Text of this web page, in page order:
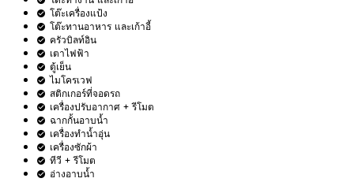
โต๊ะเครื่องแป้ง
โต๊ะทานอาหาร และเก้าอี้
ครัวบิลท์อิน
เตาไฟฟ้า
ตู้เย็น
ไมโครเวฟ
สติกเกอร์ที่จอดรถ
เครื่องปรับอากาศ + รีโมต
ฉากกั้นอาบน้ำ
เครื่องทำน้ำอุ่น
เครื่องซักผ้า
ทีวี + รีโมต
อ่างอาบน้ำ